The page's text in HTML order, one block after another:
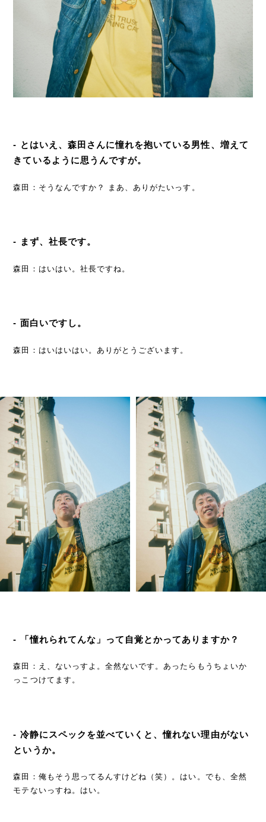
- とはいえ、森田さんに憧れを抱いている男性、増えて
きているように思うんですが。
森田：そうなんですか？ まあ、ありがたいっす。
- まず、社長です。
森田：はいはい。社長ですね。
- 面白いですし。
森田：はいはいはい。ありがとうございます。
- 「憧れられてんな」って自覚とかってありますか？
森田：え、ないっすよ。全然ないです。あったらもうちょいか
っこつけてます。
- 冷静にスペックを並べていくと、憧れない理由がない
というか。
森田：俺もそう思ってるんすけどね（笑）。はい。でも、全然
モテないっすね。はい。